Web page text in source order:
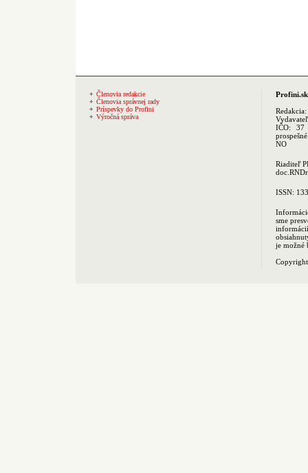
Členovia redakcie
Členovia správnej rady
Príspevky do Profini
Výročná správa
Profini.sk
Redakcia:
IČO: 37
NO
Riaditeľ
ISSN:
sme
je možné